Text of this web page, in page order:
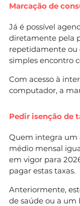
Marcação de
Já é possível
diretamente pela
repetidamente ou
simples encontro
Com acesso à
computador, a
Pedir isenção de
Quem integra um
médio mensal
em vigor para
pagar estas taxas.
Anteriormente,
de saúde ou a um